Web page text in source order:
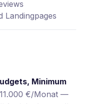
Landingpages
Minimum
€/Monat —